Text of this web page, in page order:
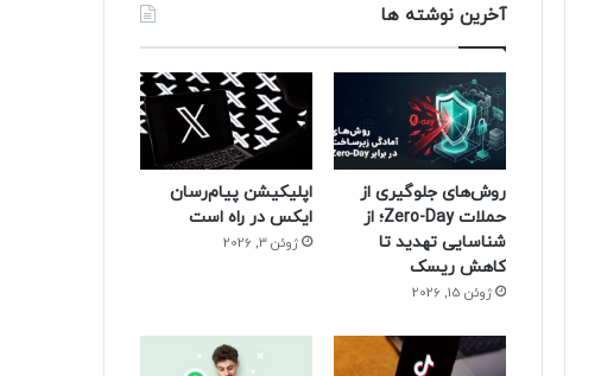
آخرین نوشته ها
روش‌های جلوگیری از
حملات Zero-Day؛ از
شناسایی تهدید تا
کاهش ریسک
ژوئن 15, 2026
اپلیکیشن پیام‌رسان
ایکس در راه است
ژوئن 3, 2026